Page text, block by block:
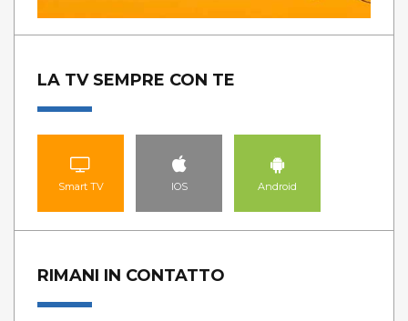
LA TV SEMPRE CON TE
Smart TV IOS Android
RIMANI IN CONTATTO